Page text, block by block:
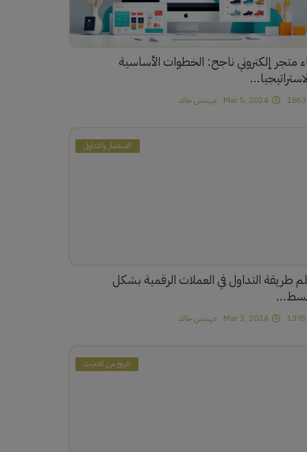
متجر إلكتروني ناجح: الخطوات الأساسية
مهندس خالد
الاستثمار والتداول
طريقة التداول في العملات الرقمية بشكل
مهندس خالد
الربح من الانترنت